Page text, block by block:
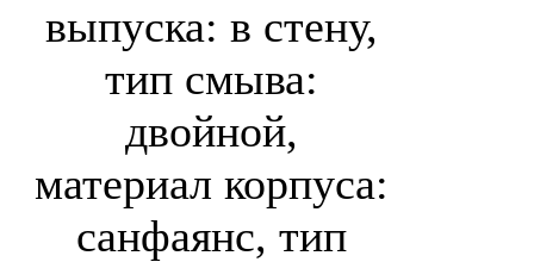
выпуска: в стену,
тип смыва:
двойной,
материал корпуса:
санфаянс, тип